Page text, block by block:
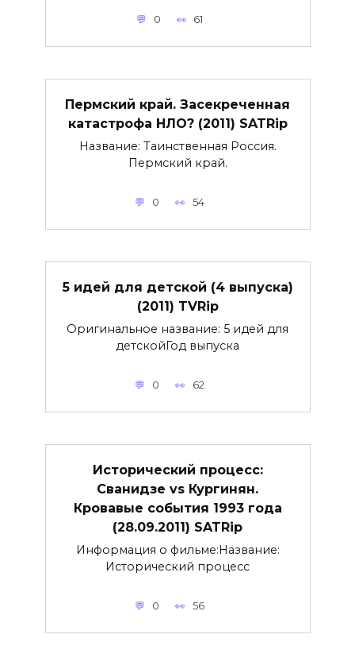
0 61
Пермский край. Засекреченная
катастрофа НЛО? (2011) SATRip
Название: Таинственная Россия.
Пермский край.
0 54
5 идей для детской (4 выпуска)
(2011) TVRip
Оригинальное название: 5 идей для
детскойГод выпуска
0 62
Исторический процесс:
Сванидзе vs Кургинян.
Кровавые события 1993 года
(28.09.2011) SATRip
Информация о фильме:Название:
Исторический процесс
0 56